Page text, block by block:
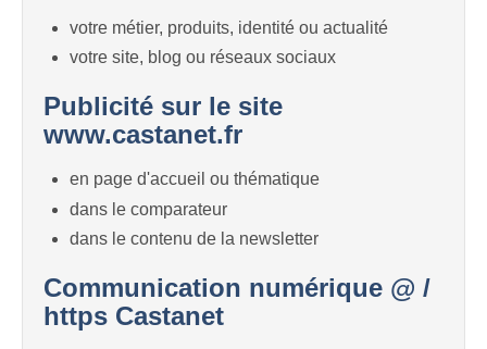
votre métier, produits, identité ou actualité
votre site, blog ou réseaux sociaux
Publicité sur le site
www.castanet.fr
en page d'accueil ou thématique
dans le comparateur
dans le contenu de la newsletter
Communication numérique @ /
https Castanet